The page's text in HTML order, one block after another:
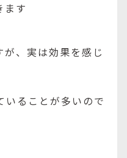
ます
、実は効果を感じ
いることが多いので